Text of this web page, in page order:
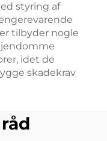
styring af
tilbyder nogle
idet de
skadekrav